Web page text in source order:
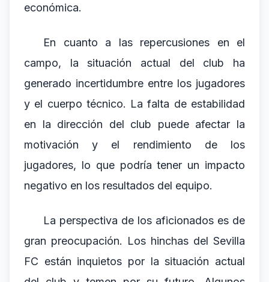
económica.
En cuanto a las repercusiones en el
campo, la situación actual del club ha
generado incertidumbre entre los jugadores
y el cuerpo técnico. La falta de estabilidad
en la dirección del club puede afectar la
motivación y el rendimiento de los
jugadores, lo que podría tener un impacto
negativo en los resultados del equipo.
La perspectiva de los aficionados es de
gran preocupación. Los hinchas del Sevilla
FC están inquietos por la situación actual